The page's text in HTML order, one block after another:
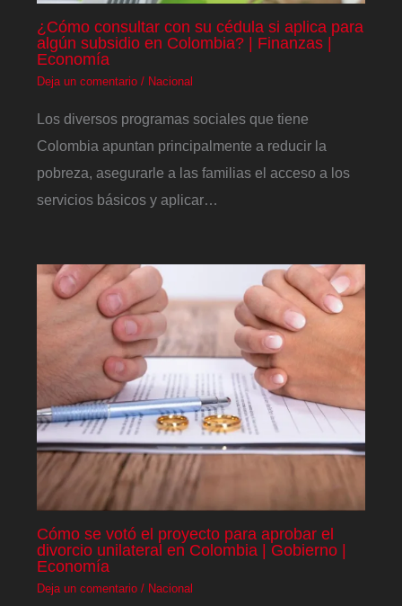
¿Cómo consultar con su cédula si aplica para
algún subsidio en Colombia? | Finanzas |
Economía
Deja un comentario / Nacional
Los diversos programas sociales que tiene
Colombia apuntan principalmente a reducir la
pobreza, asegurarle a las familias el acceso a los
servicios básicos y aplicar…
Cómo se votó el proyecto para aprobar el
divorcio unilateral en Colombia | Gobierno |
Economía
Deja un comentario / Nacional